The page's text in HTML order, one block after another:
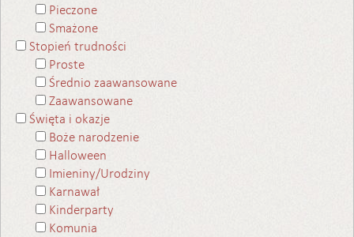
Pieczone
Smażone
Stopień trudności
Proste
Średnio zaawansowane
Zaawansowane
Święta i okazje
Boże narodzenie
Halloween
Imieniny/Urodziny
Karnawał
Kinderparty
Komunia